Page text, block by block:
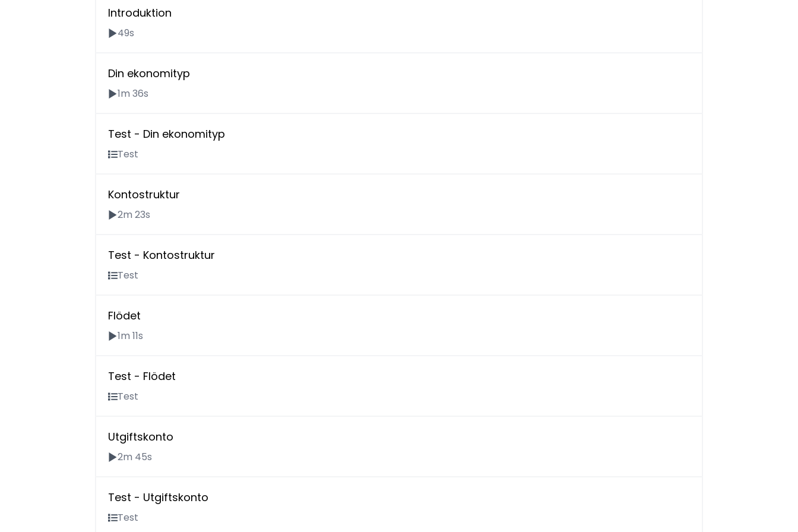
Introduktion
49s
Din ekonomityp
1m 36s
Test - Din ekonomityp
Test
Kontostruktur
2m 23s
Test - Kontostruktur
Test
Flödet
1m 11s
Test - Flödet
Test
Utgiftskonto
2m 45s
Test - Utgiftskonto
Test